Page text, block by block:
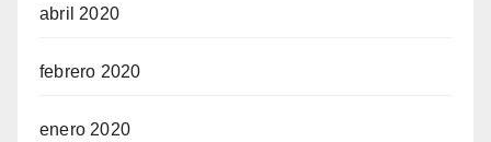
abril 2020
febrero 2020
enero 2020